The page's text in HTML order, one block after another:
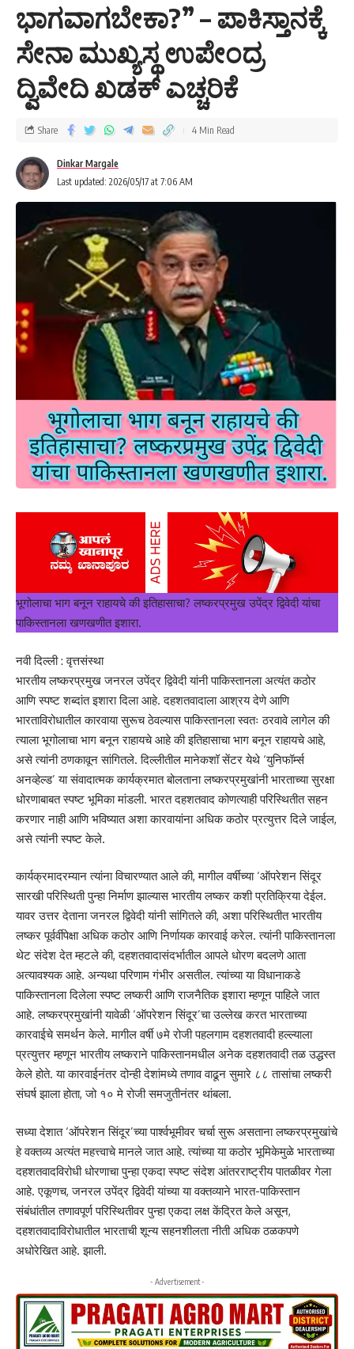
ಭಾಗವಾಗಬೇಕಾ?” – ಪಾಕಿಸ್ತಾನಕ್ಕೆ
ಸೇನಾ ಮುಖ್ಯಸ್ಥ ಉಪೇಂದ್ರ
ದ್ವಿವೇದಿ ಖಡಕ್ ಎಚ್ಚರಿಕೆ
Last updated: 2026/05/17 at 7:06 AM
Dinkar Margale
Share 4 Min Read
भूगोलाचा भाग बनून राहायचे की इतिहासाचा? लष्करप्रमुख उपेंद्र द्विवेदी यांचा
पाकिस्तानला खणखणीत इशारा.
नवी दिल्ली : वृत्तसंस्था
भारतीय लष्करप्रमुख जनरल उपेंद्र द्विवेदी यांनी पाकिस्तानला अत्यंत कठोर
आणि स्पष्ट शब्दांत इशारा दिला आहे. दहशतवादाला आश्रय देणे आणि
भारताविरोधातील कारवाया सुरूच ठेवल्यास पाकिस्तानला स्वतः ठरवावे लागेल की
त्याला भूगोलाचा भाग बनून राहायचे आहे की इतिहासाचा भाग बनून राहायचे आहे,
असे त्यांनी ठणकावून सांगितले. दिल्लीतील मानेकशॉ सेंटर येथे ‘युनिफॉर्म्स
अनव्हेल्ड’ या संवादात्मक कार्यक्रमात बोलताना लष्करप्रमुखांनी भारताच्या सुरक्षा
धोरणाबाबत स्पष्ट भूमिका मांडली. भारत दहशतवाद कोणत्याही परिस्थितीत सहन
करणार नाही आणि भविष्यात अशा कारवायांना अधिक कठोर प्रत्युत्तर दिले जाईल,
असे त्यांनी स्पष्ट केले.
कार्यक्रमादरम्यान त्यांना विचारण्यात आले की, मागील वर्षीच्या ‘ऑपरेशन सिंदूर
सारखी परिस्थिती पुन्हा निर्माण झाल्यास भारतीय लष्कर कशी प्रतिक्रिया देईल.
यावर उत्तर देताना जनरल द्विवेदी यांनी सांगितले की, अशा परिस्थितीत भारतीय
लष्कर पूर्वर्वीपेक्षा अधिक कठोर आणि निर्णायक कारवाई करेल. त्यांनी पाकिस्तानला
थेट संदेश देत म्हटले की, दहशतवादासंदर्भातील आपले धोरण बदलणे आता
अत्यावश्यक आहे. अन्यथा परिणाम गंभीर असतील. त्यांच्या या विधानाकडे
पाकिस्तानला दिलेला स्पष्ट लष्करी आणि राजनैतिक इशारा म्हणून पाहिले जात
आहे. लष्करप्रमुखांनी यावेळी ‘ऑपरेशन सिंदूर’चा उल्लेख करत भारताच्या
कारवाईचे समर्थन केले. मागील वर्षी ७मे रोजी पहलगाम दहशतवादी हल्ल्याला
प्रत्युत्तर म्हणून भारतीय लष्कराने पाकिस्तानमधील अनेक दहशतवादी तळ उद्धस्त
केले होते. या कारवाईनंतर दोन्ही देशांमध्ये तणाव वाढून सुमारे ८८ तासांचा लष्करी
संघर्ष झाला होता, जो १० मे रोजी समजुतीनंतर थांबला.
सध्या देशात ‘ऑपरेशन सिंदूर’च्या पार्श्वभूमीवर चर्चा सुरू असताना लष्करप्रमुखांचे
हे वक्तव्य अत्यंत महत्त्वाचे मानले जात आहे. त्यांच्या या कठोर भूमिकेमुळे भारताच्या
दहशतवाद‌विरोधी धोरणाचा पुन्हा एकदा स्पष्ट संदेश आंतरराष्ट्रीय पातळीवर गेला
आहे. एकूणच, जनरल उपेंद्र द्विवेदी यांच्या या वक्तव्याने भारत-पाकिस्तान
संबंधांतील तणावपूर्ण परिस्थितीवर पुन्हा एकदा लक्ष केंद्रित केले असून,
दहशतवादाविरोधातील भारताची शून्य सहनशीलता नीती अधिक ठळकपणे
अधोरेखित आहे. झाली.
- Advertisement -